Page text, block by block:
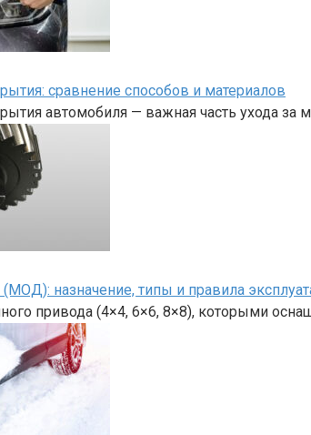
сравнение способов и материалов
автомобиля — важная часть ухода за
назначение, типы и правила
привода (4×4, 6×6, 8×8), которыми